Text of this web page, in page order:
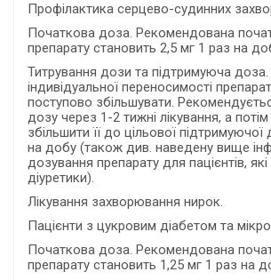
Профілактика серцево-судинних
Початкова доза. Рекомендована
препарату становить 2,5 мг 1 раз на
Титрування дози та підтримуюча
індивідуальної переносимості
поступово збільшувати.
дозу через 1-2 тижні лікування, а
збільшити її до цільової
на добу (також див. наведену вище
дозування препарату для пацієнтів,
діуретики).
Лікування захворювання нирок.
Пацієнти з цукровим діабетом та
Початкова доза. Рекомендована
препарату становить 1,25 мг 1 раз на